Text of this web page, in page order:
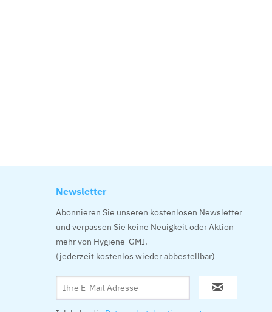
Newsletter
Abonnieren Sie unseren kostenlosen Newsletter
und verpassen Sie keine Neuigkeit oder Aktion
mehr von Hygiene-GMI.
(jederzeit kostenlos wieder abbestellbar)